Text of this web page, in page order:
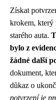
Získat
krokem, který
starého auta.
bylo z
žádné další
dokument,
důkaz o
potvrzení je